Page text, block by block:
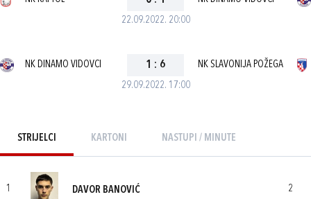
22.09.2022. 20:00
29.09.2022. 17:00
NK DINAMO VIDOVCI 1 : 6 NK SLAVONIJA POŽEGA
STRIJELCI KARTONI NASTUPI / MINUTE
1 DAVOR BANOVIĆ 2